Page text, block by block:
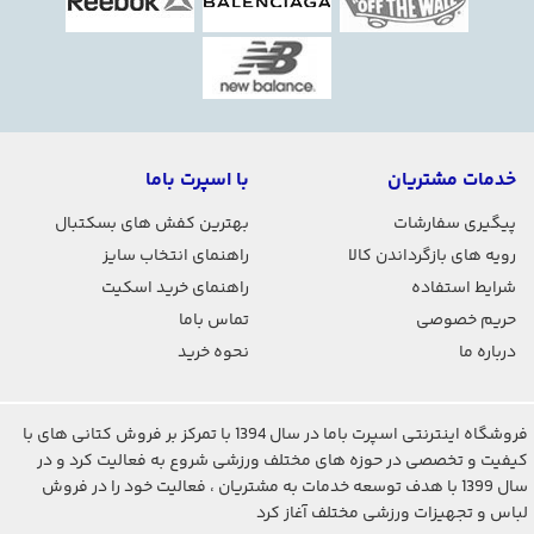
خدمات مشتریان
پیگیری سفارشات
رویه های بازگرداندن کالا
شرایط استفاده
حریم خصوصی
درباره ما
با اسپرت باما
بهترین کفش های بسکتبال
راهنمای انتخاب سایز
راهنمای خرید اسکیت
تماس باما
نحوه خرید
فروشگاه اینترنتی اسپرت باما در سال 1394 با تمرکز بر فروش کتانی های با
کیفیت و تخصصی در حوزه های مختلف ورزشی شروع به فعالیت کرد و در
سال 1399 با هدف توسعه خدمات به مشتریان ، فعالیت خود را در فروش
لباس و تجهیزات ورزشی مختلف آغاز کرد